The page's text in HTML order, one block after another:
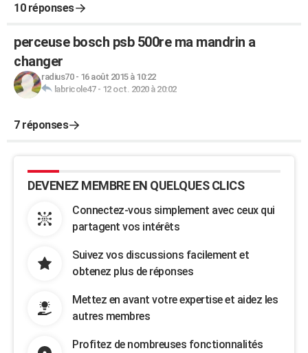
10 réponses
perceuse bosch psb 500re ma mandrin a
changer
radius70- 16 août 2015 à 10:22
labricole47- 12 oct. 2020 à 20:02
7 réponses
DEVENEZ MEMBRE EN QUELQUES CLICS
Connectez-vous simplement avec ceux qui
partagent vos intérêts
Suivez vos discussions facilement et
obtenez plus de réponses
Mettez en avant votre expertise et aidez les
autres membres
Profitez de nombreuses fonctionnalités